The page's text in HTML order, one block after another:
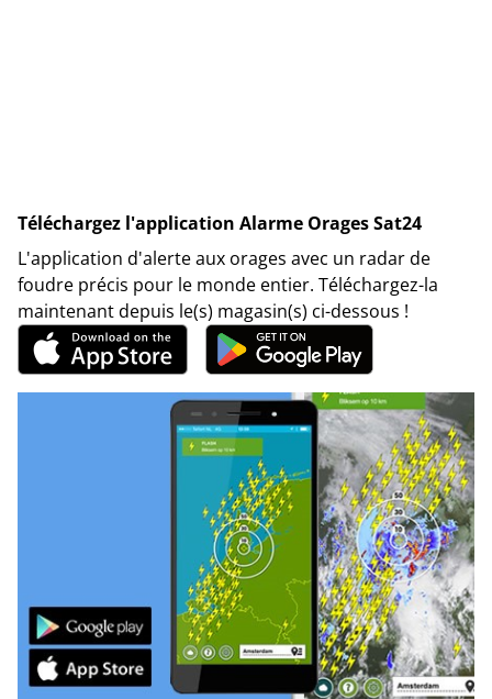
Téléchargez l'application Alarme Orages Sat24
L'application d'alerte aux orages avec un radar de
foudre précis pour le monde entier. Téléchargez-la
maintenant depuis le(s) magasin(s) ci-dessous !